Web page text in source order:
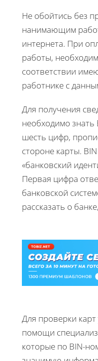
Не обойтись без
нанимающим
интернета. При
работы,
соответствии
работнике с
Для получения
необходимо
шесть цифр,
стороне карты.
«банковский
Первая цифра
банковской
рассказать о
Для проверки
помощи
которые по BIN-